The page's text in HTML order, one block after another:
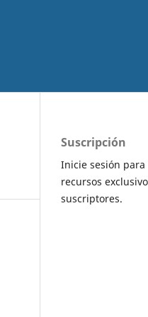
Suscripción
Inicie sesión para
recursos
suscriptores.